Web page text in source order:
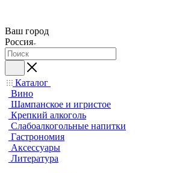
Ваш город
Россия
Каталог
Вино
Шампанское и игристое
Крепкий алкоголь
Слабоалкогольные напитки
Гастрономия
Аксессуары
Литература